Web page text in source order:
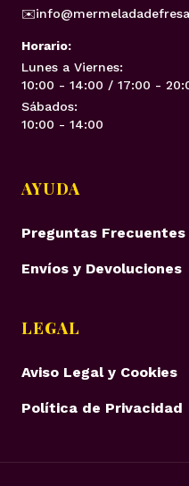
✉️
Horario:
Lunes a Viernes:
10:00 - 14:00 / 17:00 -
Sábados:
10:00 - 14:00
AYUDA
Preguntas Frecuentes
Envíos y Devoluciones
LEGAL
Aviso Legal y Cookies
Política de Privacidad